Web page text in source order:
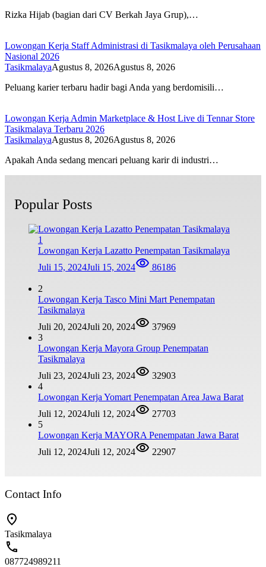
Rizka Hijab (bagian dari CV Berkah Jaya Grup),…
Lowongan Kerja Staff Administrasi di Tasikmalaya oleh Perusahaan
Nasional 2026
TasikmalayaAgustus 8, 2026Agustus 8, 2026
Peluang karier terbaru hadir bagi Anda yang berdomisili…
Lowongan Kerja Admin Marketplace & Host Live di Tennar Store
Tasikmalaya Terbaru 2026
TasikmalayaAgustus 8, 2026Agustus 8, 2026
Apakah Anda sedang mencari peluang karir di industri…
Popular Posts
1
Lowongan Kerja Lazatto Penempatan Tasikmalaya
Juli 15, 2024Juli 15, 2024 86186
2
Lowongan Kerja Tasco Mini Mart Penempatan
Tasikmalaya
Juli 20, 2024Juli 20, 2024
37969
3
Lowongan Kerja Mayora Group Penempatan
Tasikmalaya
Juli 23, 2024Juli 23, 2024
32903
4
Lowongan Kerja Yomart Penempatan Area Jawa Barat
Juli 12, 2024Juli 12, 2024
27703
5
Lowongan Kerja MAYORA Penempatan Jawa Barat
Juli 12, 2024Juli 12, 2024 22907
Contact Info
Tasikmalaya
087724989211